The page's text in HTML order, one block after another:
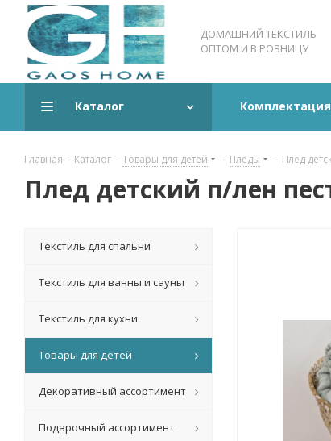
ДОМАШНИЙ ТЕКСТИЛЬ
ОПТОМ И В РОЗНИЦУ
Каталог
Главная - Каталог - Товары для детей - Пледы - Плед
Плед детский п/лен
Текстиль для спальни
Текстиль для ванны и сауны
Текстиль для кухни
Товары для детей
Декоративный ассортимент
Подарочный ассортимент